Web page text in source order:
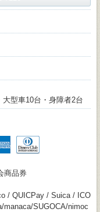
型車10台・身障者2台
商品券
/ QUICPay / Suica / ICO
SUGOCA/nimoc